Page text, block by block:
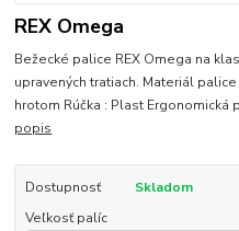
REX Omega
Bežecké palice REX Omega na
upravených tratiach. Materiál
hrotom Rúčka : Plast
popis
Dostupnosť
Skladom
Veľkosť palíc